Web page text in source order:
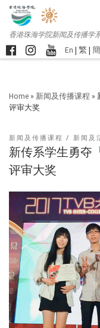
香港珠海学院新闻及传播学
En | 繁 | 簡
Home » 新闻及传播课程 »
评审大奖
新闻及传播课程 新闻及
新传系学生勇夺
评审大奖